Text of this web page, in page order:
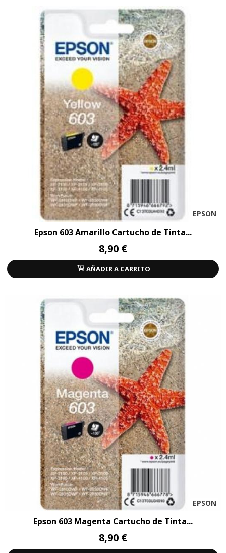
EPSON
Epson 603 Amarillo Cartucho de Tinta...
8,90 €
AÑADIR A CARRITO
EPSON
Epson 603 Magenta Cartucho de Tinta...
8,90 €